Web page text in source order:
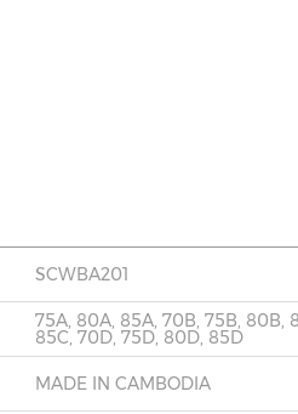
SCWBA201
75A, 80A, 85A, 70B, 75B, 80B,
85C, 70D, 75D, 80D, 85D
MADE IN CAMBODIA